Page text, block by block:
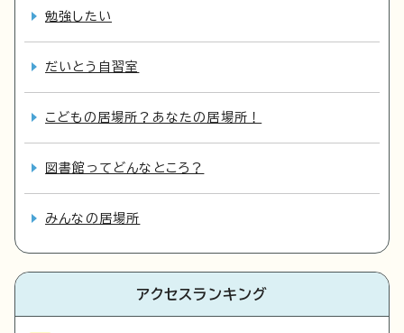
勉強したい
だいとう自習室
こどもの居場所？あなたの居場所！
図書館ってどんなところ？
みんなの居場所
アクセスランキング